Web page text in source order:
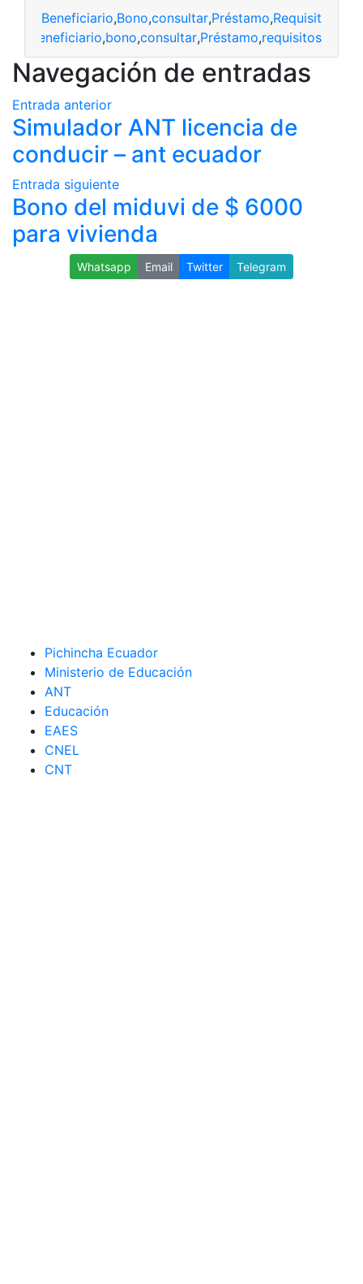
Beneficiario,Bono,consultar,Préstamo,Requisitos
beneficiario,bono,consultar,Préstamo,requisitos
Navegación de entradas
Entrada anterior
Simulador ANT licencia de
conducir – ant ecuador
Entrada siguiente
Bono del miduvi de $ 6000
para vivienda
Whatsapp Email Twitter Telegram
Pichincha Ecuador
Ministerio de Educación
ANT
Educación
EAES
CNEL
CNT